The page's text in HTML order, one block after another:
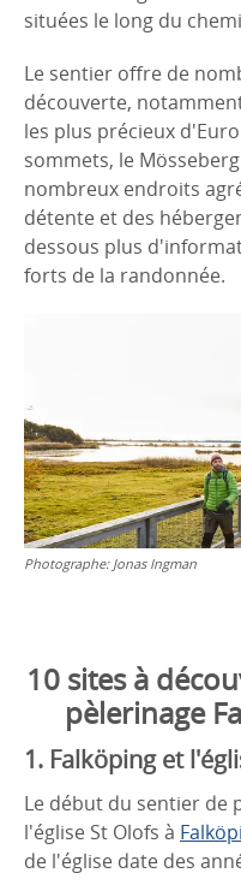
situées le long du
Le sentier offre de
découverte,
les plus précieux
sommets, le
nombreux endroits
détente et des
dessous plus
forts de la randonnée.
Photographe: Jonas Ingman
10 sites à
pèlerinage
1. Falköping et
Le début du sentier de
l'église St Olofs à
de l'église date des